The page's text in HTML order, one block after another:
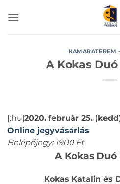
KAMARATEREM
A Kokas
[:hu]2020. február 25.
Online jegyvásárlás
Belépőjegy: 1900 Ft
A Kokas
Kokas Katalin és